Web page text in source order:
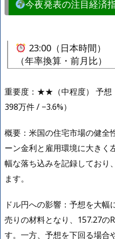
今夜発表の注目経済
23:00（日本時間）
（年率換算・前月比）
重要度：★★（中程度） 予想
398万件 / −3.6%）
概要：米国の住宅市場の健全
ーン金利と雇用環境に大きく
幅な落ち込みを記録しており
ます。
ドル円への影響：予想を大
売りの材料となり、157.27の
す。一方、予想を下回る場合